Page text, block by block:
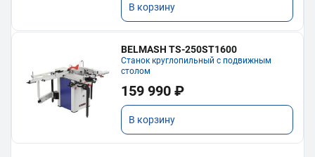
В корзину
BELMASH TS-250ST1600
Станок круглопильный с подвижным
столом
159 990 ₽
В корзину